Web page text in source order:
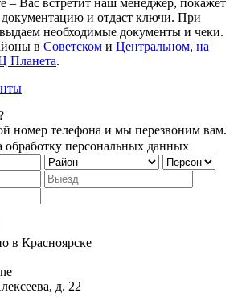
– Вас встретит наш менеджер, покажет
документацию и отдаст ключи. При
необходимые документы и чеки.
в Советском и Центральном, на
Планета.
номер телефона и мы перезвоним вам.
обработку персональных данных
в Красноярске
д. 22